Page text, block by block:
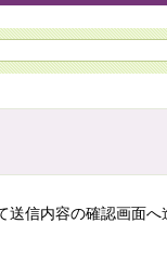
信内容の確認画面へ